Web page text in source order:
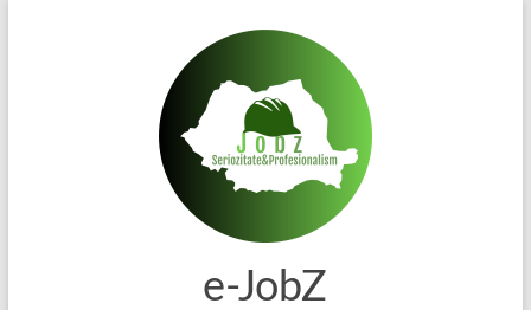
e-JobZ